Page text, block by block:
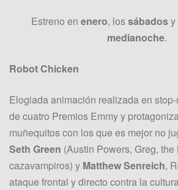
Estreno en enero, lossábadosy
medianoche.
Robot Chicken
Elogiada animación realizada en
de cuatro Premios Emmy y
muñequitos con los que es mejor no
Seth Green (Austin Powers, Greg,
cazavampiros) y Matthew Senreich,
ataque frontal y directo contra la